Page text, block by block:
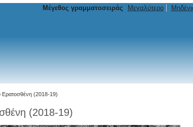
Μέγεθος γραμματοσειράς Μεγαλύτερο
Ερατοσθένη (2018-19)
(2018-19)